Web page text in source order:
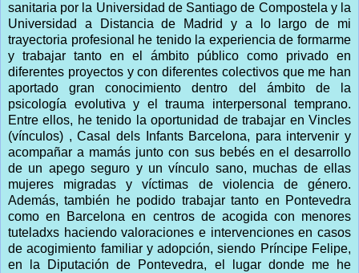
sanitaria por la Universidad de Santiago de Compostela y la
Universidad a Distancia de Madrid y a lo largo de mi
trayectoria profesional he tenido la experiencia de formarme
y trabajar tanto en el ámbito público como privado en
diferentes proyectos y con diferentes colectivos que me han
aportado gran conocimiento dentro del ámbito de la
psicología evolutiva y el trauma interpersonal temprano.
Entre ellos, he tenido la oportunidad de trabajar en Vincles
(vínculos) , Casal dels Infants Barcelona, para intervenir y
acompañar a mamás junto con sus bebés en el desarrollo
de un apego seguro y un vínculo sano, muchas de ellas
mujeres migradas y víctimas de violencia de género.
Además, también he podido trabajar tanto en Pontevedra
como en Barcelona en centros de acogida con menores
tuteladxs haciendo valoraciones e intervenciones en casos
de acogimiento familiar y adopción, siendo Príncipe Felipe,
en la Diputación de Pontevedra, el lugar donde me he